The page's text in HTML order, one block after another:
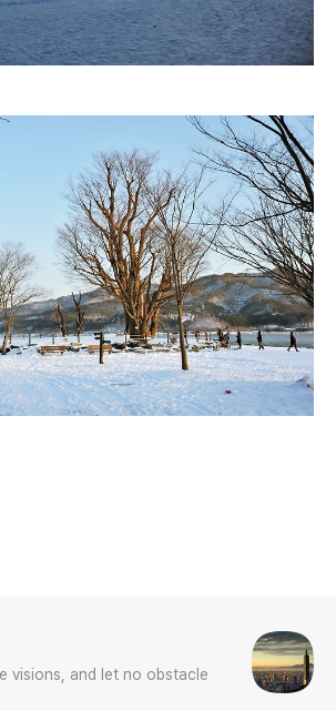
visions, and let no obstacle